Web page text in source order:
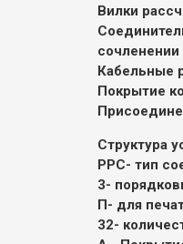
Вилки
Кабельные
Покрытие
Структура
РРС- тип
3-
П- для
32-